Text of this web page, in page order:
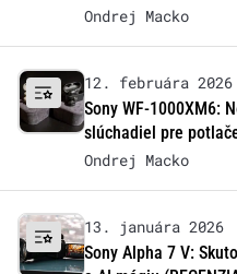
Ondrej Macko
12. februára 2026
Sony WF-1000XM6:
slúchadiel pre
Ondrej Macko
13. januára 2026
Sony Alpha 7 V: